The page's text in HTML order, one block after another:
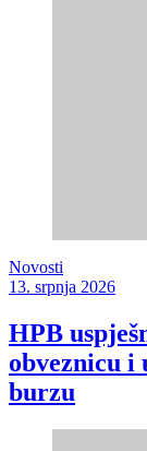
Novosti
13. srpnja 2026
HPB
obveznicu i
burzu